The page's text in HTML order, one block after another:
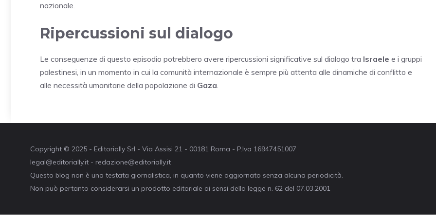
nazionale.
Ripercussioni sul dialogo
Le conseguenze di questo episodio potrebbero avere ripercussioni significative sul dialogo tra Israele e i gruppi
palestinesi, in un momento in cui la comunità internazionale è sempre più attenta alle dinamiche di conflitto e
alle necessità umanitarie della popolazione di Gaza.
Copyright © 2025 - Editorially Srl - Via Assisi 21 - 00181 Roma - P.Iva 16947451007
legal@editorially.it - redazione@editorially.it
Questo blog non è una testata giornalistica, in quanto viene aggiornato senza alcuna periodicità.
Non può pertanto considerarsi un prodotto editoriale ai sensi della legge n. 62 del 07.03.2001